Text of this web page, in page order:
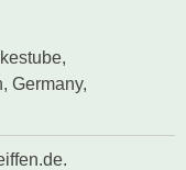
Germany,